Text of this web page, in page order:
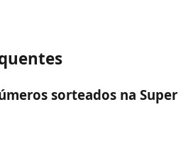
sorteados na Super